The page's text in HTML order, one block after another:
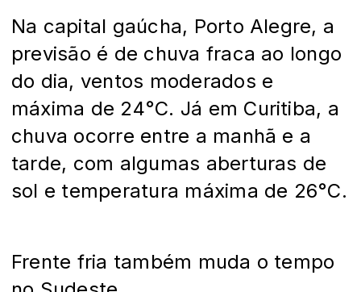
Na capital gaúcha, Porto Alegre, a
previsão é de chuva fraca ao longo
do dia, ventos moderados e
máxima de 24°C. Já em Curitiba, a
chuva ocorre entre a manhã e a
tarde, com algumas aberturas de
sol e temperatura máxima de 26°C.
Frente fria também muda o tempo